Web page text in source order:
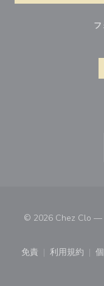
© 2026 Chez Clo —
免責
((新しいウィンド
利用規約
((新し